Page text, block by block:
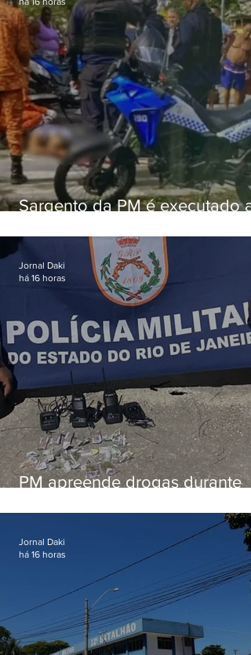
Sargento da PM é executado a
em Vaz Lobo
PM apreende drogas durante
Jornal Daki
há 16 horas
Jornal Daki
há 16 horas